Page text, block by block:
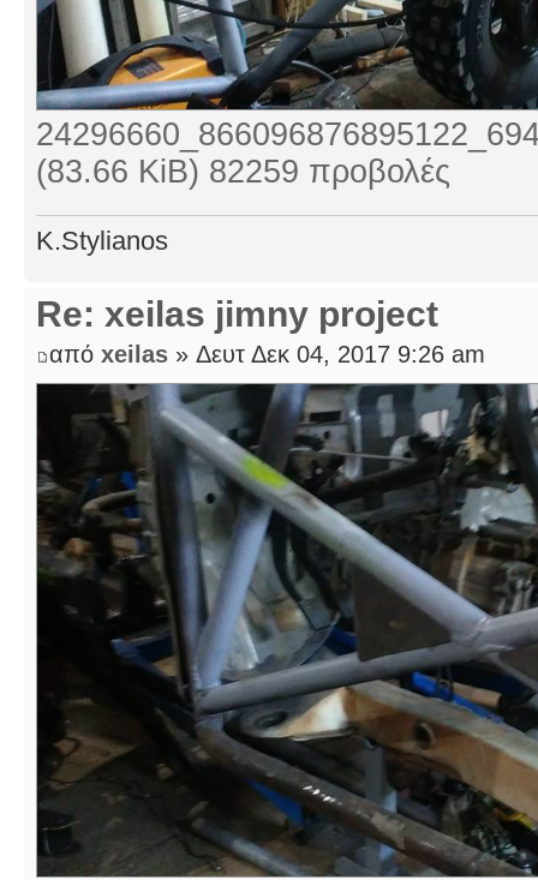
(83.66 KiB) 82259 προβολές
K.Stylianos
Re: xeilas jimny project
από xeilas » Δευτ Δεκ 04, 2017 9:26 am